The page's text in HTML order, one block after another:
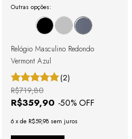
Outras opções:
Relógio Masculino Redondo
Vermont Azul
(2)
R$359,90 -50% OFF
R$719,80
6 x de R$59,98 sem juros